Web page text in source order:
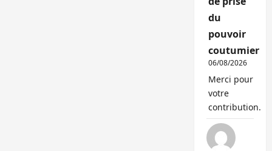
du
pouvoir
coutumier
06/08/2026
Merci pour
votre
contribution.